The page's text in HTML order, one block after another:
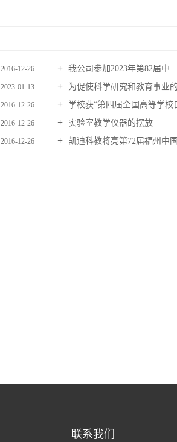
2016-12-26 我公司参加2023年第82届中...
2023-01-13 为促使科学研究和教育事业
2016-12-26 学校获“第四届全国高等学校
2016-12-26 实验室教学仪器的摆放
2016-12-26 凯迪科教将亮第72届福州中
联系我们